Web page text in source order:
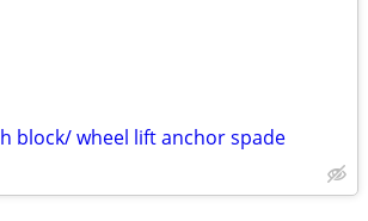
block/ wheel lift anchor spade